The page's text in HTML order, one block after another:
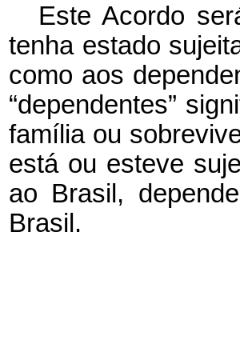
Este Acordo
tenha estado
como aos
“dependentes”
família ou
está ou esteve
ao Brasil,
Brasil.